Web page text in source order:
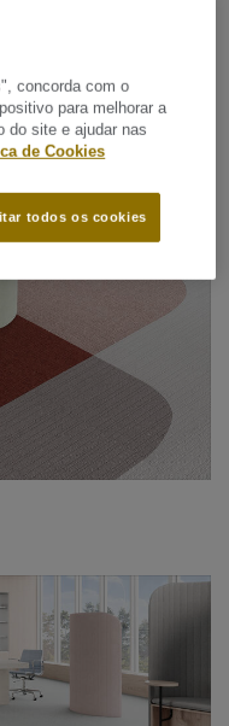
concorda com o
para melhorar a
do site e ajudar nas
de Cookies
todos os cookies